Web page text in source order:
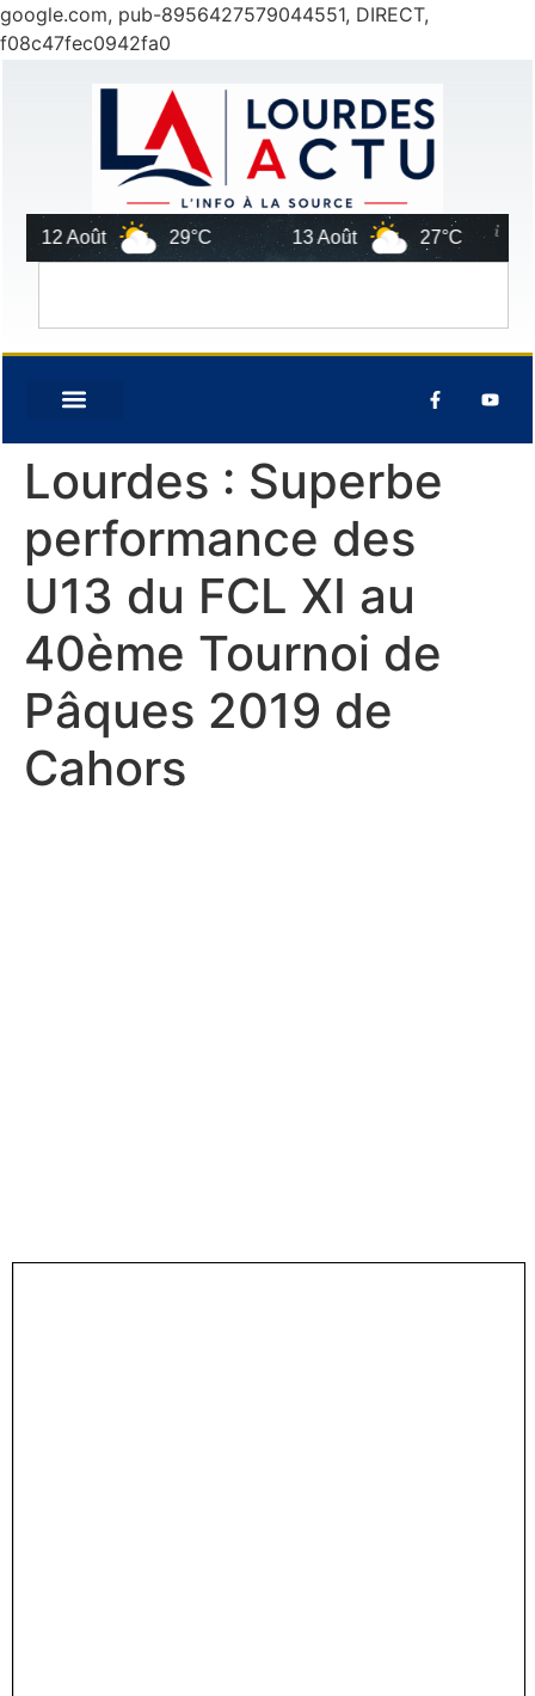
google.com, pub-8956427579044551, DIRECT,
f08c47fec0942fa0
12 Août 29°C 13 Août 27°C
Lourdes : Superbe
performance des
U13 du FCL XI au
40ème Tournoi de
Pâques 2019 de
Cahors